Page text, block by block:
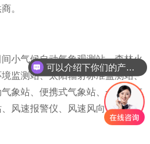
。
小气候自动气象观测站、森林火
监测站、太阳辐射标准监测站、
象站、便携式气象站、一体化气
风速报警仪、风速风向仪、百叶
可以介绍下你们的产品么？